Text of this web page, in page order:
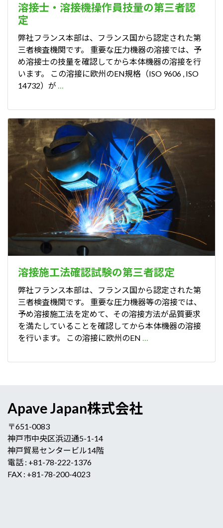
溶接士・溶接機操作員技量の第三者認
定
弊社フランス本部は、フランス国から認定された第
三者検査機関です。 重要な圧力機器の溶接では、予
め溶接士の技量を確認してから本体機器の溶接を行
います。 この溶接に欧州のEN規格（ISO 9606 , ISO
14732）が
溶接施工法確認試験の第三者認定
弊社フランス本部は、フランス国から認定された第
三者検査機関です。 重要な圧力機器等の溶接では、
予め溶接施工法を定めて、その溶接方法が品質要求
を満たしていることを確認してから本体機器の溶接
を行います。 この溶接に欧州のEN …
Apave Japan株式会社
〒651-0083
神戸市中央区浜辺通5-1-14
神戸貿易センタービル14階
電話 : +81-78-222-1376
FAX : +81-78-200-4023